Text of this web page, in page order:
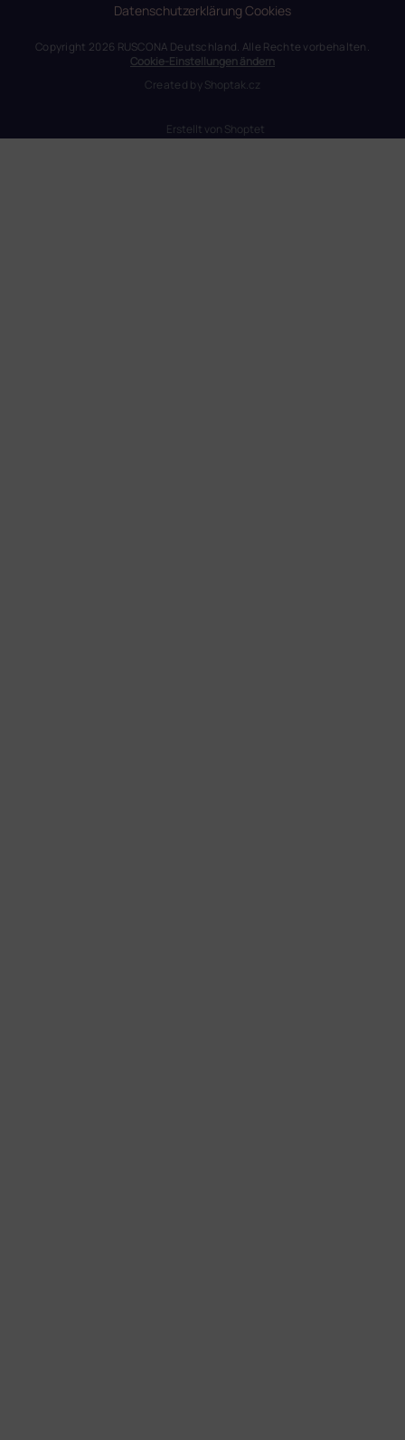
DatenschutzerklärungCookies
Erstellt von Shoptet
Copyright 2026 RUSCONA Deutschland. Alle Rechte vorbehalten.
Cookie-Einstellungen ändern
Created byShoptak.cz